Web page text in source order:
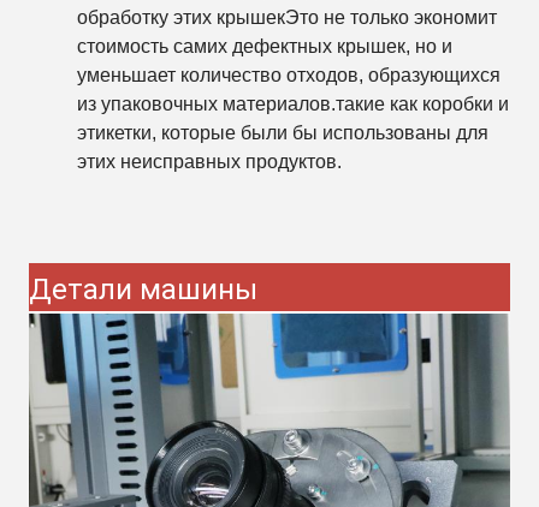
обработку этих крышекЭто не только экономит
стоимость самих дефектных крышек, но и
уменьшает количество отходов, образующихся
из упаковочных материалов.такие как коробки и
этикетки, которые были бы использованы для
этих неисправных продуктов.
Детали машины